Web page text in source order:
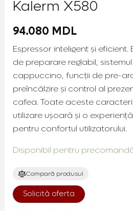
Kalerm X580
94.080 MDL
Espressor inteligent și
de preparare reglabil,
cappuccino, funcții de pre-
preîncălzire și control al
cafea. Toate aceste
utilizare ușoară și o
pentru confortul utilizatorului.
Disponibil pentru
Compară produsul
Solicită oferta